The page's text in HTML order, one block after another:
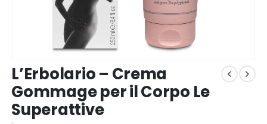
L’Erbolario – Crema
Gommage per il Corpo Le
Superattive